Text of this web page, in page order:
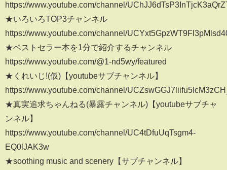
https://www.youtube.com/channel/
★いろいろTOP3チャンネル
https://www.youtube.com/channel/
★ベストセラー本を1分で紹介するチャンネル
https://www.youtube.com/@1-nd5wy/featured
★くれいじ!(仮)【youtubeサブチャンネル】
https://www.youtube.com/channel/
★真実追求ちゃんねる(暴露チャンネル)【youtubeサブチャ
ンネル】
https://www.youtube.com/channel/UC4tDfuUqTsgm4-
EQ0lJAK3w
★soothing music and scenery【サブチャンネル】